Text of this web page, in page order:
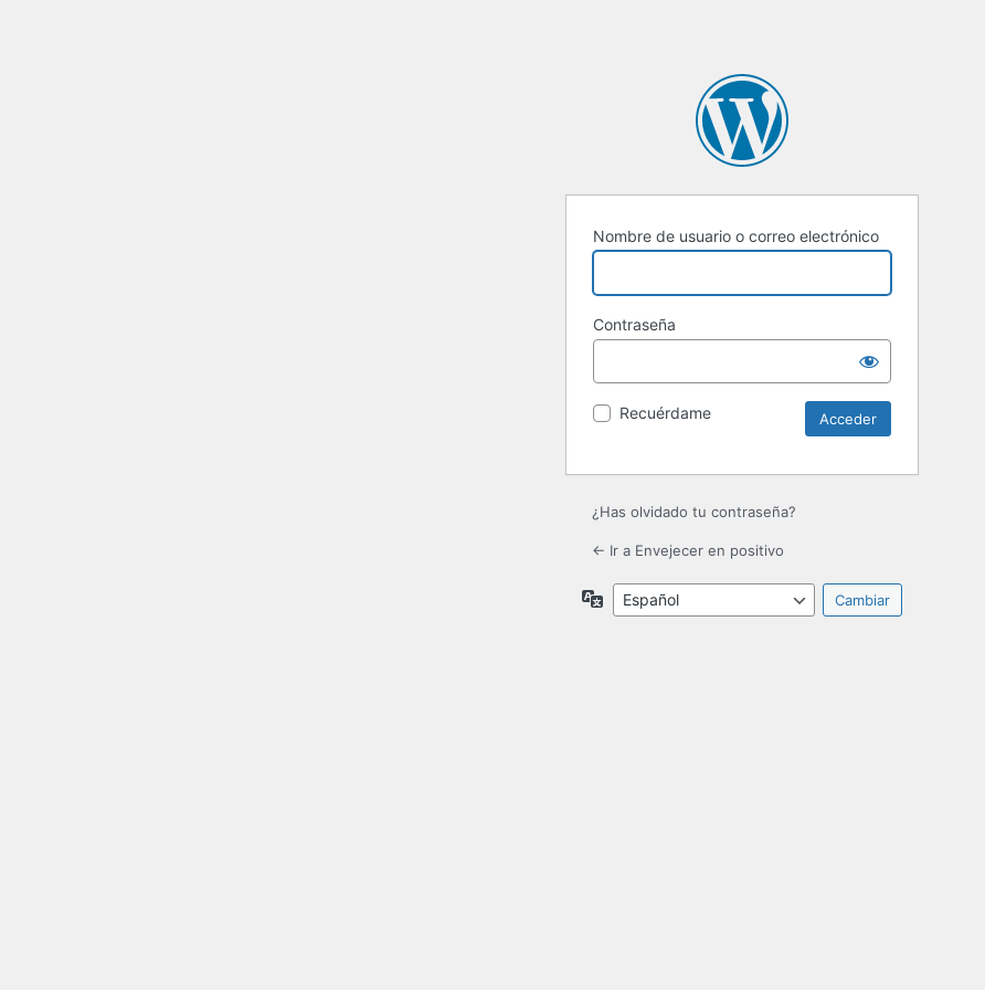
Nombre de usuario o correo electrónico
Contraseña
Recuérdame
¿Has olvidado tu contraseña?
← Ir a Envejecer en positivo
Idioma